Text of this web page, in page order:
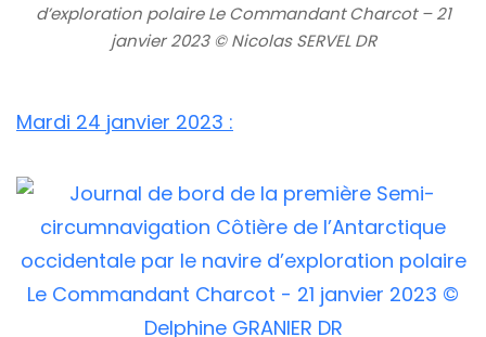
d’exploration polaire Le Commandant Charcot – 21
janvier 2023 © Nicolas SERVEL DR
Mardi 24 janvier 2023 :